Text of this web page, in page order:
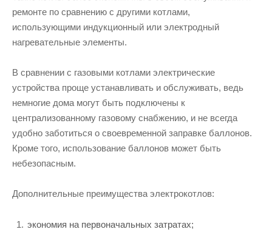
ремонте по сравнению с другими котлами,
использующими индукционный или электродный
нагревательные элементы.
В сравнении с газовыми котлами электрические
устройства проще устанавливать и обслуживать, ведь
немногие дома могут быть подключены к
централизованному газовому снабжению, и не всегда
удобно заботиться о своевременной заправке баллонов.
Кроме того, использование баллонов может быть
небезопасным.
Дополнительные преимущества электрокотлов:
экономия на первоначальных затратах;